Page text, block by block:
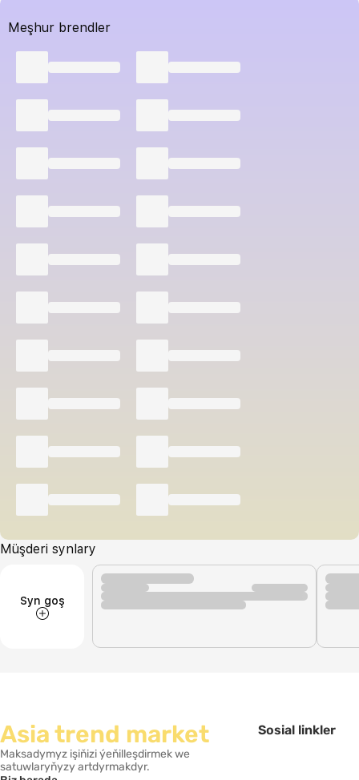
Meşhur brendler
Müşderi synlary
Syn goş
Asia trend market
Maksadymyz işiňizi ýeňilleşdirmek we
satuwlaryňyzy artdyrmakdyr.
Sosial linkler